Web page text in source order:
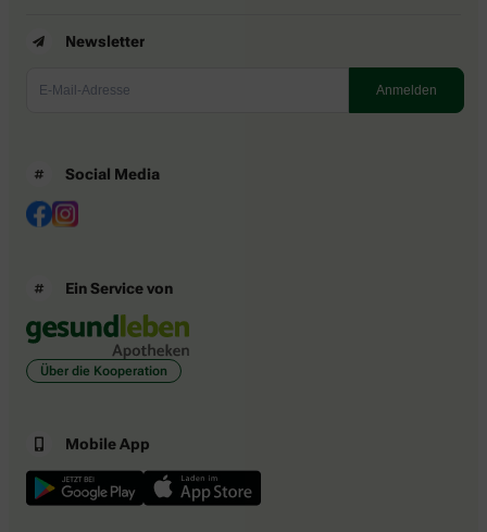
Newsletter
Social Media
Ein Service von
Über die Kooperation
Mobile App